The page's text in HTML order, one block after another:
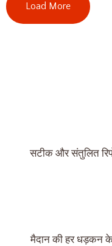
Load More
सटीक और संतुलित
मैदान की हर धड़कन के